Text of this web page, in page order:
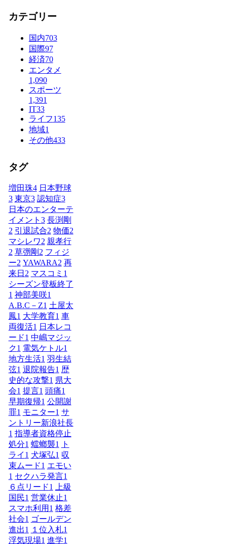
カテゴリー
国内703
国際97
経済70
エンタメ
1,090
スポーツ
1,391
IT33
ライフ135
地域1
その他433
タグ
増田珠4 日本野球
3 東京3 認知症3
日本のエンターテ
イメント 3 長渕剛
2 引退試合2 物価2
マシレワ2 親孝行
2 草彅剛 2 フィジ
ー2 YAWARA2 再
来日 2 マスコミ 1
シーズン登板終了
1 神部美咲1
A.B.C－Z1 土屋太
鳳1 大学教育1 車
両復活1 日本レコ
ード1 中嶋マジッ
ク1 電気ケトル1
地方生活1 羽生結
弦1 退院報告1 歴
史的な攻撃1 県大
会1 提言1 頭痛1
早期復帰1 公開謝
罪1 モニター1 サ
ントリー新浪社長
1 指導者資格停止
処分1 蟷螂襲1
ト
ライ 1 犬塚弘1 収
束ムード1 エモい
1 セクハラ発言1
６点リード1
上級
国民1 営業休止1
スマホ利用 1 格差
社会1 ゴールデン
進出1 １位入札1
浮気現場1 進学1